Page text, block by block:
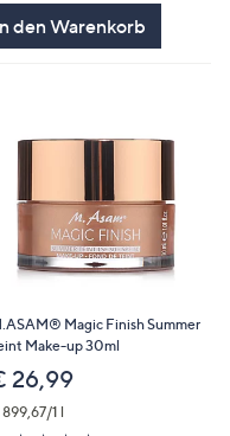
den Warenkorb
Magic Finish Summer
Make-up 30ml
26,99
1 l